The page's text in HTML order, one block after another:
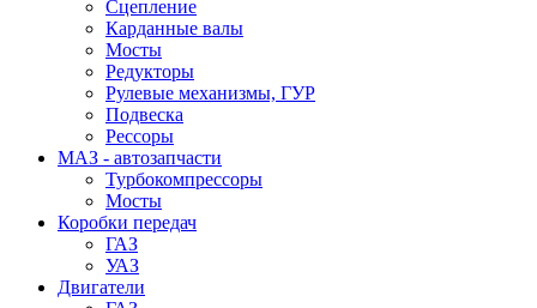
Сцепление
Карданные валы
Мосты
Редукторы
Рулевые механизмы, ГУР
Подвеска
Рессоры
МАЗ - автозапчасти
Турбокомпрессоры
Мосты
Коробки передач
ГАЗ
УАЗ
Двигатели